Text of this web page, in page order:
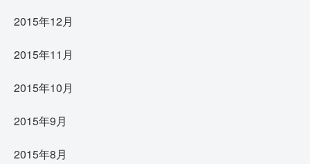
2015年12月
2015年11月
2015年10月
2015年9月
2015年8月